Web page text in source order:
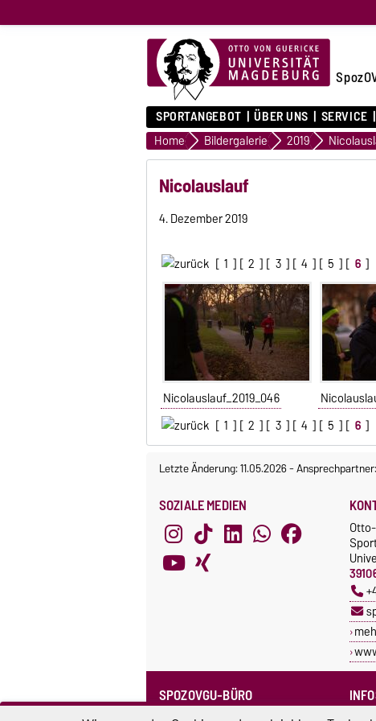
SPORTANGEBOT ÜBER UNS SERVICE
Home Bildergalerie 2019
Nicolauslauf
4. Dezember 2019
[ 1 ] [ 2 ] [ 3 ] [ 4 ] [ 5 ] [ 6 ]
Nicolauslauf_2019_046
[ 1 ] [ 2 ] [ 3 ] [ 4 ] [ 5 ] [ 6 ]
Letzte Änderung: 11.05.2026-Ansprechpartner:
SOZIALE MEDIEN
SPOZOVGU-BÜRO